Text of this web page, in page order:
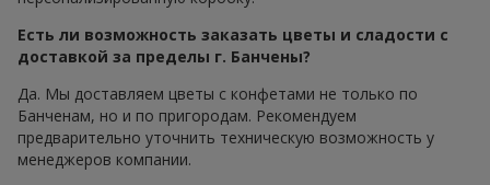
Есть ли возможность заказать цветы и сладости с
доставкой за пределы г. Банчены?
Да. Мы доставляем цветы с конфетами не только по
Банченам, но и по пригородам. Рекомендуем
предварительно уточнить техническую возможность у
менеджеров компании.